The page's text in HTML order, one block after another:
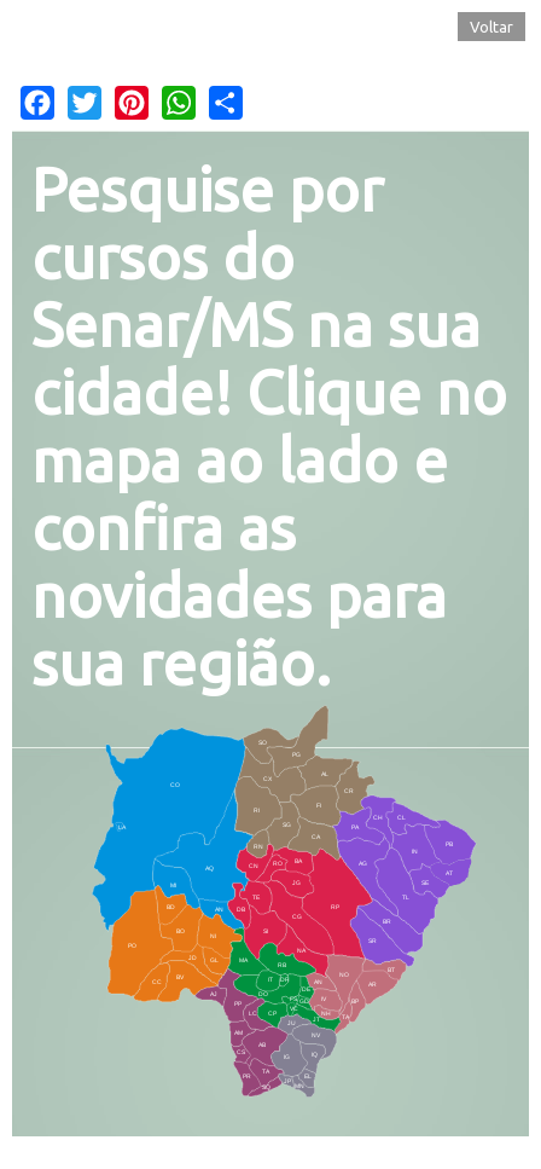
Voltar
Facebook
Twitter PinterestWhatsApp
Pesquise por
cursos do
Senar/MS na sua
cidade! Clique no
mapa ao lado e
confira as
novidades para
sua região.
CO
AQ
MI
AN
CX
RI
AL
CR
FI
SG
BA
CA
PA
CH CL
PB
SE
TL
AG
BR
SR
BT
AR
RP
RO
JG
CG
SI
NA
TA
NH
JT
RB
MA
IT
DR
DO
CP
JU
NV
IQ
EL
BD
BO
NI
JD
PO
BV
CC
PP
AJ
LC
AM
AB
JP
DB
TE
CS
PR
TA
SQ
IG
MN
IN
NO
BP
RN
CN
GL
AN
IV
FS
VC
GD
DE
AT
PG
SO
LA